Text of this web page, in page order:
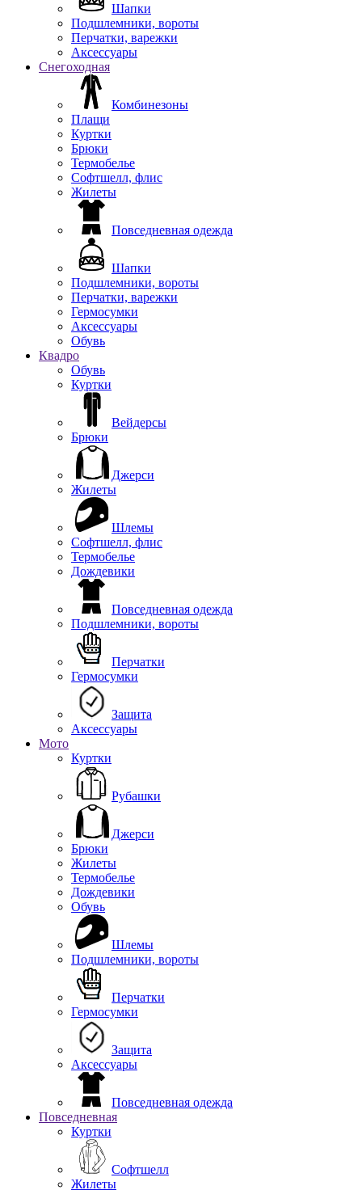
Шапки
Подшлемники, вороты
Перчатки, варежки
Аксессуары
Снегоходная
Комбинезоны
Плащи
Куртки
Брюки
Термобелье
Софтшелл, флис
Жилеты
Повседневная одежда
Шапки
Подшлемники, вороты
Перчатки, варежки
Гермосумки
Аксессуары
Обувь
Квадро
Обувь
Куртки
Вейдерсы
Брюки
Джерси
Жилеты
Шлемы
Софтшелл, флис
Термобелье
Дождевики
Повседневная одежда
Подшлемники, вороты
Перчатки
Гермосумки
Защита
Аксессуары
Мото
Куртки
Рубашки
Джерси
Брюки
Жилеты
Термобелье
Дождевики
Обувь
Шлемы
Подшлемники, вороты
Перчатки
Гермосумки
Защита
Аксессуары
Повседневная одежда
Повседневная
Куртки
Софтшелл
Жилеты